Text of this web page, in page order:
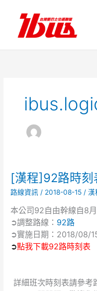
內
[漢程]92路時刻
路線資訊 / 2018-08-15/漢
本公司92自由幹線自8
➲調整路線： 92路
➲實施日期：2018/08/
➲點我下載92路時刻表
詳細班次時刻表請參考
[漢
程]92
路
時
刻
表
動